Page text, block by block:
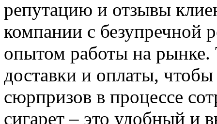
репутацию и отзывы
компании с безупречной
опытом работы на рынке.
доставки и оплаты,
сюрпризов в процессе
сигарет – это удобный и